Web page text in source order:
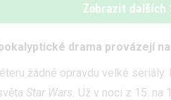
Zobrazit dalších
drama provázejí
žádné opravdu velké
Star Wars. Už v noci z 15. na